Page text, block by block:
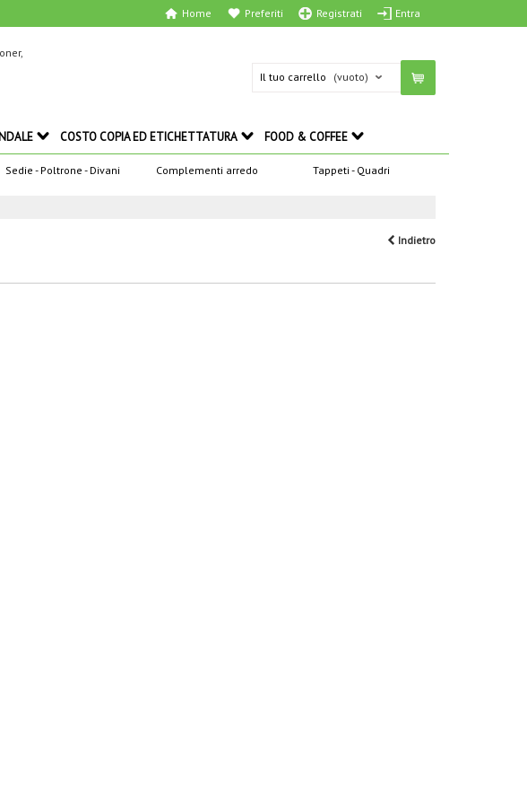
Registrati Entra
Preferiti
Home
Il tuo carrello (vuoto)
Sedie - Poltrone - Divani Complementi arredo Tappeti - Quadri
COSTO COPIA ED ETICHETTATURA FOOD & COFFEE
Indietro